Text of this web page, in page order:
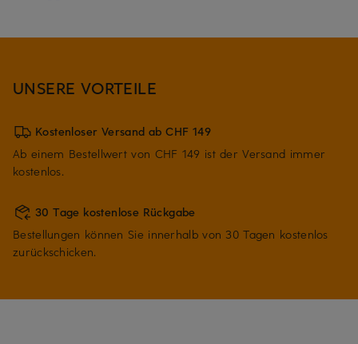
UNSERE VORTEILE
Kostenloser Versand ab CHF 149
Ab einem Bestellwert von CHF 149 ist der Versand immer
kostenlos.
30 Tage kostenlose Rückgabe
Bestellungen können Sie innerhalb von 30 Tagen kostenlos
zurückschicken.